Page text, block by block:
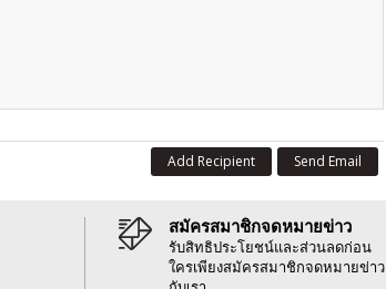
Send Email
Add Recipient
สมัครสมาชิกจดหมายข่าว
รับสิทธิประโยชน์และส่วนลดก่อน
ใครเพียงสมัครสมาชิกจดหมายข่าว